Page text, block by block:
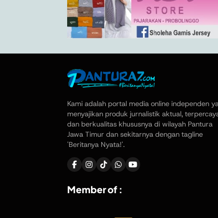
Kami adalah portal media online independen
menyajikan produk jurnalistik aktual,
dan berkualitas khususnya di wilayah Pantura
Jawa Timur dan sekitarnya dengan tagline
'Beritanya Nyata!'.
Member of :